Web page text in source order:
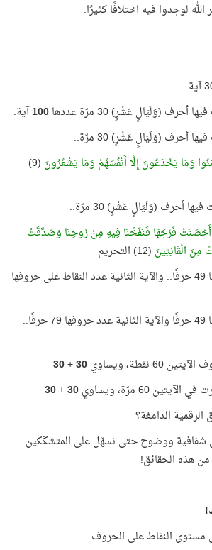
لوجدوا فيه اختلافًا كثيرًا.
(وَلَيَالٍ عَشْرٍ) 30 مرّة عددها
100آية.
أحرف (وَلَيَالٍ عَشْرٍ) 30 مرّة..
وَمَا يَخْدَعُونَ إِلَّا أَنْفُسَهُمْ وَمَا يَشْعُرُونَ
(9)
أحرف (وَلَيَالٍ عَشْرٍ) 30 مرّة..
أَحْصَنَتْ فَرْجَهَا فَنَفَخْنَا فِيهِ مِنْ رُوحِنَا وَصَدَّقَتْ
مِنَ الْقَانِتِينَ (12) التحريم
الآية الأولى عدد حروفها 49 حرفًا.. والآية الثانية عدد النقاط على حروفها
الآية الأولى عدد حروفها 49 حرفًا والآية الثانية عدد حروفها 79 حرفًا..
نقطة، ويساوي
30
+
30
60 مرّة، ويساوي
30
+
30
الدامغة؟
ووضوح حتى نسهّل على المتشكّكين
من هذه الحقائق!
مستوى النقاط على الحروف..